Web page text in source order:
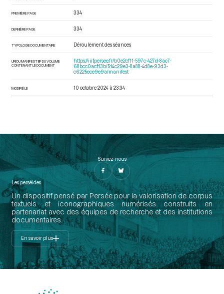
PREMIÈRE PAGE 334
DERNIÈRE PAGE 334
TYPOLOGIE DOCUMENTAIRE Déroulement des séances
URI DU MANIFEST IIIF DU VOLUME
CONTENANT LE DOCUMENT
https://iiif.persee.fr/b0e2cf11-597c-427d-8ac7-
68bcc0acf13b/514c29e3-8a88-4d8e-93d3-
c6225ece9e9a/manifest
MODIFIÉ LE 10 octobre 2024 à 23:34
Suivez-nous
Les perséides
Un dispositif pensé par Persée pour la valorisation de corpus
textuels et iconographiques numérisés construits en
partenariat avec des équipes de recherche et des institutions
documentaires.
En savoir plus